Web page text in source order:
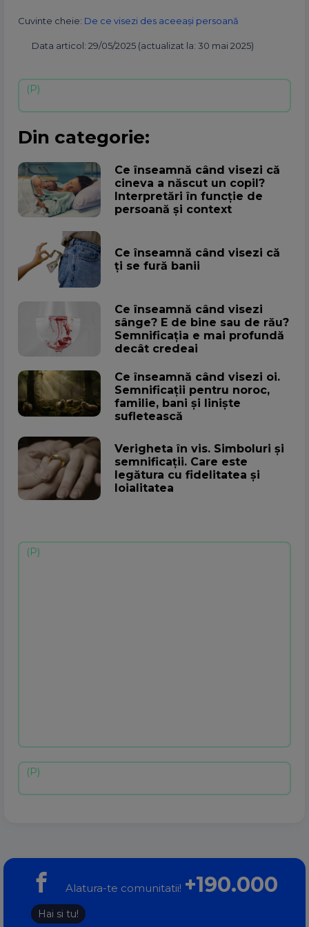
Cuvinte cheie: De ce visezi des aceeași persoană
Data articol: 29/05/2025 (actualizat la: 30 mai 2025)
Din categorie:
Ce înseamnă când visezi că
cineva a născut un copil?
Interpretări în funcție de
persoană și context
Ce înseamnă când visezi că
ți se fură banii
Ce înseamnă când visezi
sânge? E de bine sau de rău?
Semnificația e mai profundă
decât credeai
Ce înseamnă când visezi oi.
Semnificații pentru noroc,
familie, bani și liniște
sufletească
Verigheta în vis. Simboluri și
semnificații. Care este
legătura cu fidelitatea și
loialitatea
Alatura-te comunitatii! +190.000
Hai si tu!